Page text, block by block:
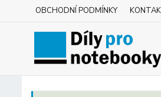
OBCHODNÍ PODMÍNKY